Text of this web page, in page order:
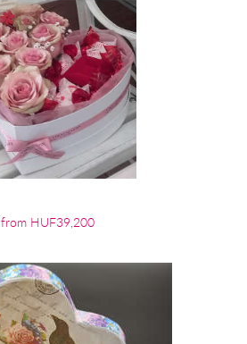
from HUF39,200